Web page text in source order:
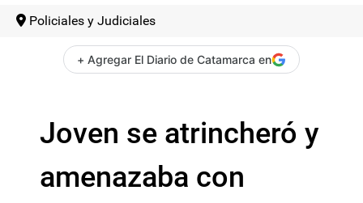
Policiales y Judiciales
+ Agregar El Diario de Catamarca en
Joven se atrincheró y
amenazaba con